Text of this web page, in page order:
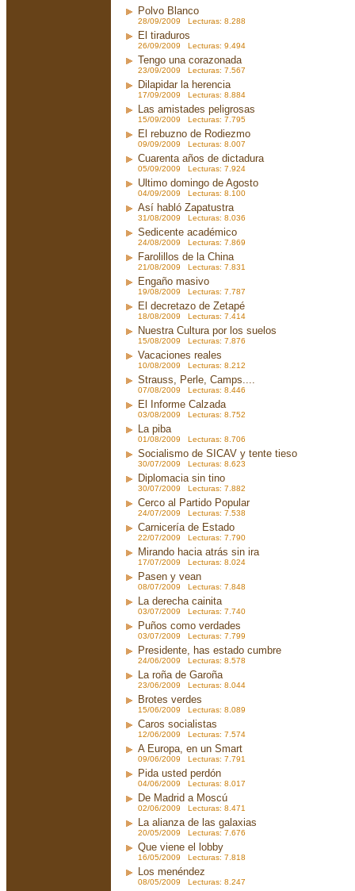
Polvo Blanco
28/09/2009 Lecturas: 8.288
El tiraduros
26/09/2009 Lecturas: 9.494
Tengo una corazonada
23/09/2009 Lecturas: 7.567
Dilapidar la herencia
17/09/2009 Lecturas: 8.884
Las amistades peligrosas
15/09/2009 Lecturas: 7.795
El rebuzno de Rodiezmo
09/09/2009 Lecturas: 8.007
Cuarenta años de dictadura
05/09/2009 Lecturas: 7.924
Ultimo domingo de Agosto
04/09/2009 Lecturas: 8.100
Así habló Zapatustra
31/08/2009 Lecturas: 8.036
Sedicente académico
24/08/2009 Lecturas: 7.869
Farolillos de la China
21/08/2009 Lecturas: 7.831
Engaño masivo
19/08/2009 Lecturas: 7.787
El decretazo de Zetapé
18/08/2009 Lecturas: 7.414
Nuestra Cultura por los suelos
15/08/2009 Lecturas: 7.876
Vacaciones reales
10/08/2009 Lecturas: 8.212
Strauss, Perle, Camps....
07/08/2009 Lecturas: 8.446
El Informe Calzada
03/08/2009 Lecturas: 8.752
La piba
01/08/2009 Lecturas: 8.706
Socialismo de SICAV y tente tieso
30/07/2009 Lecturas: 8.623
Diplomacia sin tino
30/07/2009 Lecturas: 7.882
Cerco al Partido Popular
24/07/2009 Lecturas: 7.538
Carnicería de Estado
22/07/2009 Lecturas: 7.790
Mirando hacia atrás sin ira
17/07/2009 Lecturas: 8.024
Pasen y vean
08/07/2009 Lecturas: 7.848
La derecha cainita
03/07/2009 Lecturas: 7.740
Puños como verdades
03/07/2009 Lecturas: 7.799
Presidente, has estado cumbre
24/06/2009 Lecturas: 8.578
La roña de Garoña
23/06/2009 Lecturas: 8.044
Brotes verdes
15/06/2009 Lecturas: 8.089
Caros socialistas
12/06/2009 Lecturas: 7.574
A Europa, en un Smart
09/06/2009 Lecturas: 7.791
Pida usted perdón
04/06/2009 Lecturas: 8.017
De Madrid a Moscú
02/06/2009 Lecturas: 8.471
La alianza de las galaxias
20/05/2009 Lecturas: 7.676
Que viene el lobby
16/05/2009 Lecturas: 7.818
Los menéndez
08/05/2009 Lecturas: 8.247